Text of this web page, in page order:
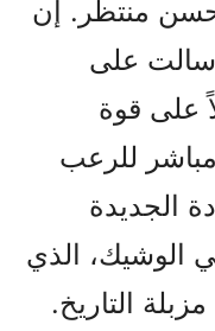
منتظر. إن
سالت على
على قوة
للرعب
الجديدة
الوشيك، الذي
التاريخ.